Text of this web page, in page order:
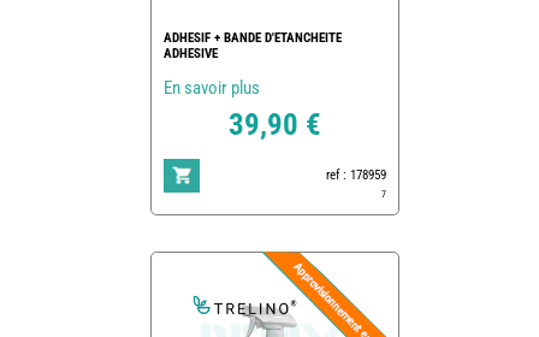
ADHESIF + BANDE D'ETANCHEITE
ADHESIVE
En savoir plus
39,90 €
ref : 178959
7